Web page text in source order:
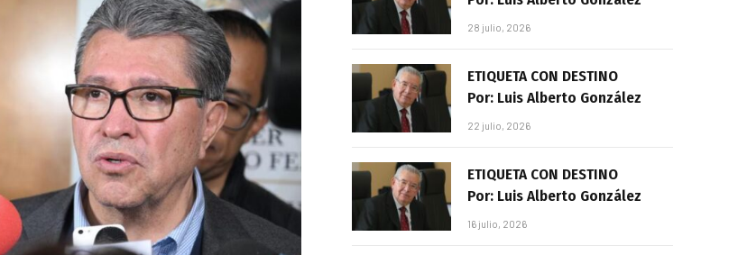
28 julio, 2026
ETIQUETA CON DESTINO
Por: Luis Alberto González
22 julio, 2026
ETIQUETA CON DESTINO
Por: Luis Alberto González
16 julio, 2026